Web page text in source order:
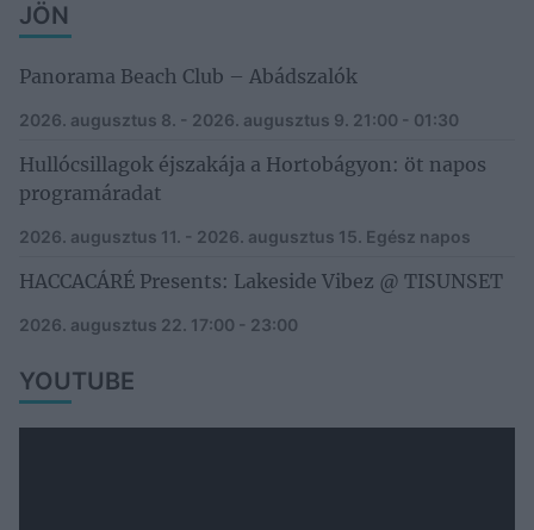
JÖN
Panorama Beach Club – Abádszalók
2026. augusztus 8. - 2026. augusztus 9. 21:00 - 01:30
Hullócsillagok éjszakája a Hortobágyon: öt napos
programáradat
2026. augusztus 11. - 2026. augusztus 15. Egész napos
HACCACÁRÉ Presents: Lakeside Vibez @ TISUNSET
2026. augusztus 22. 17:00 - 23:00
YOUTUBE